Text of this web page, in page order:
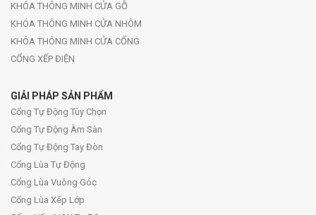
KHÓA THÔNG MINH CỬA GỖ
KHÓA THÔNG MINH CỬA NHÔM
KHÓA THÔNG MINH CỬA CỔNG
CỔNG XẾP ĐIỆN
GIẢI PHÁP SẢN PHẨM
Cổng Tự Động Tùy Chọn
Cổng Tự Động Âm Sàn
Cổng Tự Động Tay Đòn
Cổng Lùa Tự Động
Cổng Lùa Vuông Góc
Cổng Lùa Xếp Lớp